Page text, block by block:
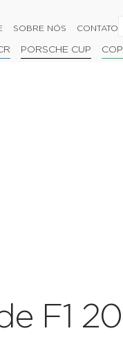
SOBRE NÓS CONTATO
PORSCHE CUP
F1